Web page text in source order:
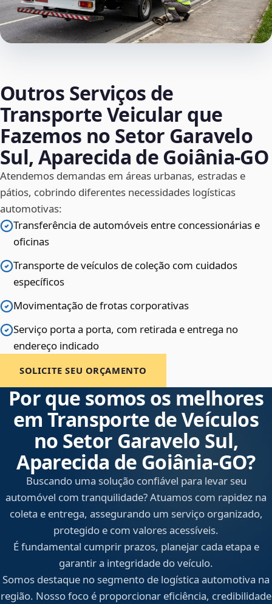
Outros Serviços de
Transporte Veicular que
Fazemos no Setor Garavelo
Sul, Aparecida de Goiânia‑GO
Atendemos demandas em áreas urbanas, estradas e
pátios, cobrindo diferentes necessidades logísticas
automotivas:
Transferência de automóveis entre concessionárias e
oficinas
Transporte de veículos de coleção com cuidados
específicos
Movimentação de frotas corporativas
Serviço porta a porta, com retirada e entrega no
endereço indicado
SOLICITE SEU ORÇAMENTO
Por que somos os melhores
em Transporte de Veículos
no Setor Garavelo Sul,
Aparecida de Goiânia‑GO?
Buscando uma solução confiável para levar seu
automóvel com tranquilidade? Atuamos com rapidez na
coleta e entrega, assegurando um serviço organizado,
protegido e com valores acessíveis.
É fundamental cumprir prazos, planejar cada etapa e
garantir a integridade do veículo.
Somos destaque no segmento de logística automotiva na
região. Nosso foco é proporcionar eficiência, credibilidade